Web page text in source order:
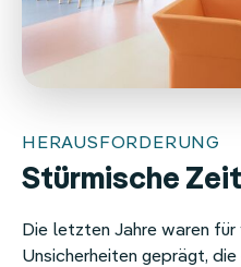
HERAUSFORDERUNG
Stürmische
Die letzten Jahre waren
Unsicherheiten geprägt,